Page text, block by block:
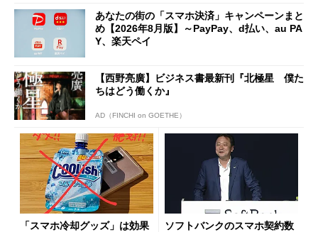
あなたの街の「スマホ決済」キャンペーンまと
め【2026年8月版】～PayPay、d払い、au PA
Y、楽天ペイ
【西野亮廣】ビジネス書最新刊『北極星 僕た
ちはどう働くか』
AD（FINCHI on GOETHE）
「スマホ冷却グッズ」は効果
ソフトバンクのスマホ契約数